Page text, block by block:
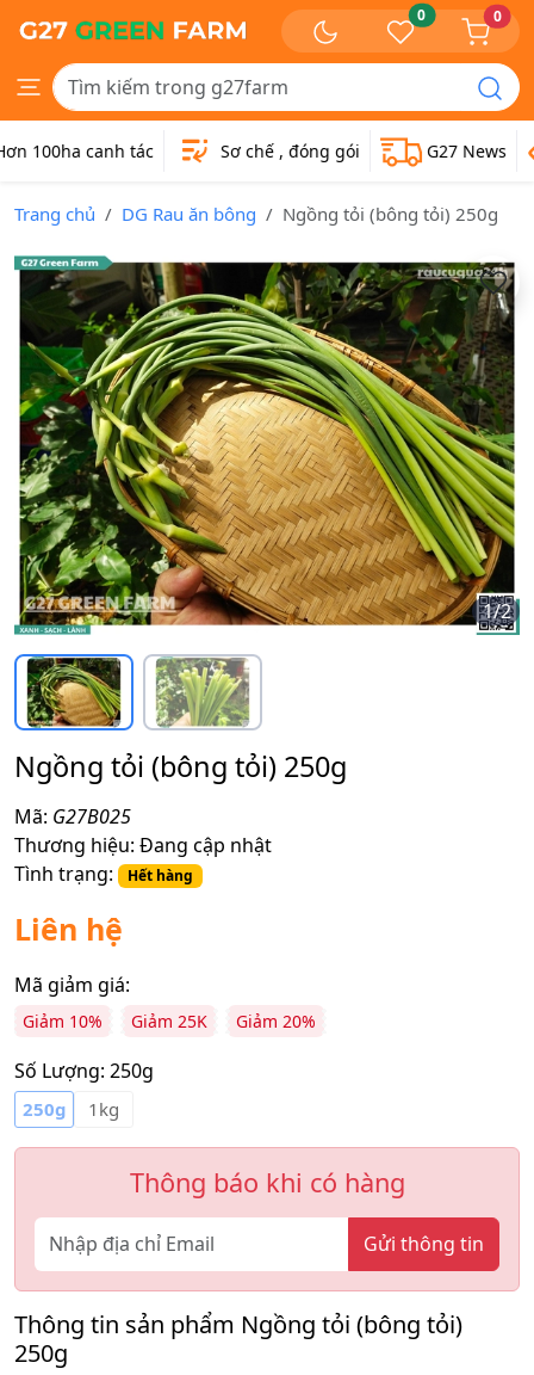
0 0
100ha canh tác Sơ chế , đóng gói G27 News
Trang chủ DG Rau ăn bông Ngồng tỏi (bông tỏi) 250g
1/2
Ngồng tỏi (bông tỏi) 250g
Mã: G27B025
Thương hiệu: Đang cập nhật
Tình trạng:
Hết hàng
Liên hệ
Mã giảm giá:
Giảm 10% Giảm 25K Giảm 20%
Số Lượng: 250g
250g 1kg
Thông báo khi có hàng
Gửi thông tin
Thông tin sản phẩm Ngồng tỏi (bông tỏi)
250g